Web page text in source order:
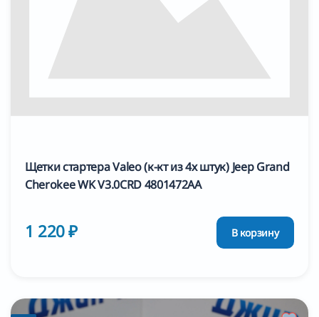
Щетки стартера Valeo (к-кт из 4х штук) Jeep Grand
Cherokee WK V3.0CRD 4801472AA
1 220 ₽ В корзину